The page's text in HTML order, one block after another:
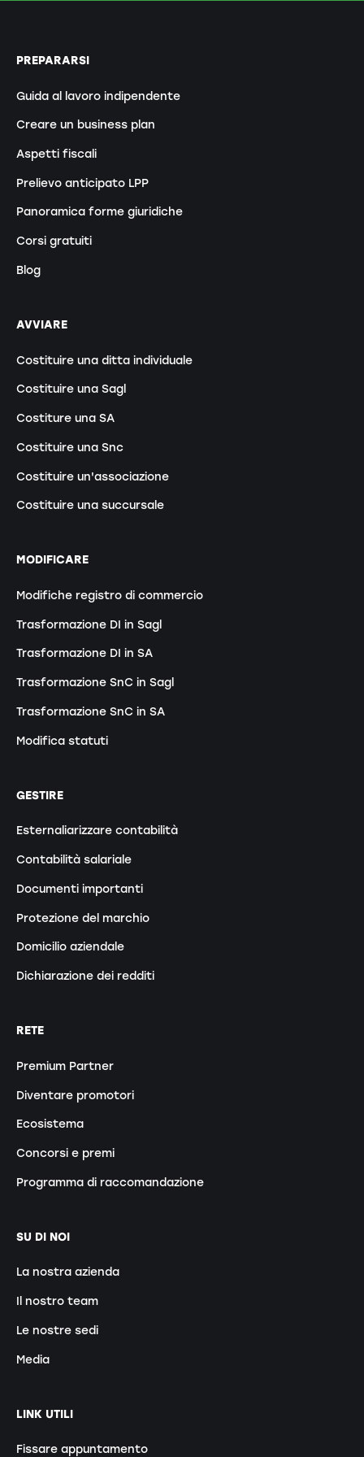
PREPARARSI
Guida al lavoro indipendente
Creare un business plan
Aspetti fiscali
Prelievo anticipato LPP
Panoramica forme giuridiche
Corsi gratuiti
Blog
AVVIARE
Costituire una ditta individuale
Costituire una Sagl
Costiture una SA
Costituire una Snc
Costituire un'associazione
Costituire una succursale
MODIFICARE
Modifiche registro di commercio
Trasformazione DI in Sagl
Trasformazione DI in SA
Trasformazione SnC in Sagl
Trasformazione SnC in SA
Modifica statuti
GESTIRE
Esternaliarizzare contabilità
Contabilità salariale
Documenti importanti
Protezione del marchio
Domicilio aziendale
Dichiarazione dei redditi
RETE
Premium Partner
Diventare promotori
Ecosistema
Concorsi e premi
Programma di raccomandazione
SU DI NOI
La nostra azienda
Il nostro team
Le nostre sedi
Media
LINK UTILI
Fissare appuntamento